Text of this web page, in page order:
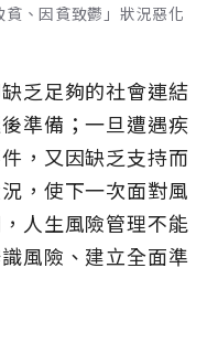
、因貧致鬱」狀況惡化
乏足夠的社會連結
準備；一旦遭遇疾
，又因缺乏支持而
，使下一次面對風
人生風險管理不能
風險、建立全面準